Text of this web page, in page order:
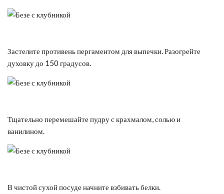
Застелите противень пергаментом для выпечки. Разогрейте
духовку до 150 градусов.
Тщательно перемешайте пудру с крахмалом, солью и
ванилином.
В чистой сухой посуде начните взбивать белки.